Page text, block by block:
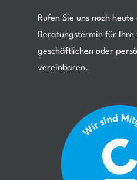
Rufen Sie uns noch
Beratungstermin für
geschäftlichen oder
vereinbaren.